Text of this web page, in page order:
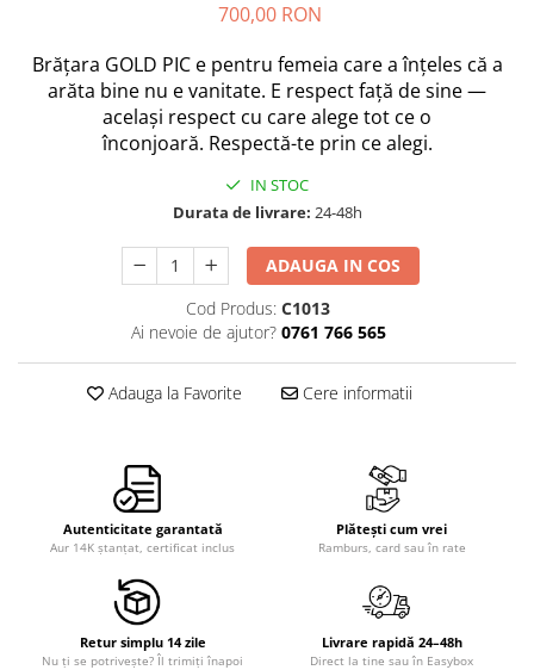
700,00 RON
Brățara GOLD PIC e pentru femeia care a înțeles că a
arăta bine nu e vanitate. E respect față de sine —
același respect cu care alege tot ce o
înconjoară. Respectă-te prin ce alegi.
IN STOC
Durata de livrare: 24-48h
ADAUGA IN COS
Cod Produs: C1013
Ai nevoie de ajutor? 0761 766 565
Adauga la Favorite Cere informatii
Autenticitate garantată
Aur 14K ștanțat, certificat inclus
Plătești cum vrei
Ramburs, card sau în rate
Retur simplu 14 zile
Nu ți se potrivește? Îl trimiți înapoi
Livrare rapidă 24–48h
Direct la tine sau în Easybox